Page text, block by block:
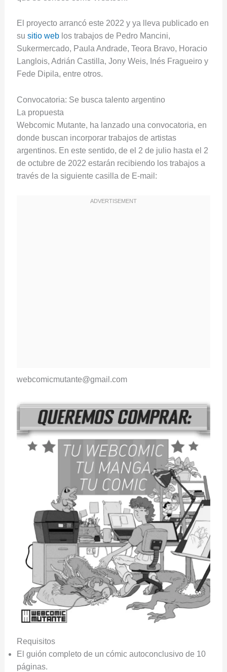
El proyecto arrancó este 2022 y ya lleva publicado en
su sitio weblos trabajos de Pedro Mancini,
Sukermercado, Paula Andrade, Teora Bravo, Horacio
Langlois, Adrián Castilla, Jony Weis, Inés Fragueiro y
Fede Dipila, entre otros.
Convocatoria: Se busca talento argentino
La propuesta
Webcomic Mutante, ha lanzado una convocatoria, en
donde buscan incorporar trabajos de artistas
argentinos. En este sentido, de el 2 de julio hasta el 2
de octubre de 2022 estarán recibiendo los trabajos a
través de la siguiente casilla de E-mail:
webcomicmutante@gmail.com
Requisitos
El guión completo de un cómic autoconclusivo de 10
páginas.